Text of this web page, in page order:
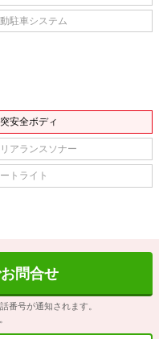
駐車システム
安全ボディ
アランスソナー
トライト
問合せ
番号が通知されます。